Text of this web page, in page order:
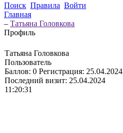
Поиск Правила Войти
Главная
– Татьяна Головкова
Профиль
Татьяна Головкова
Пользователь
Баллов: 0 Регистрация: 25.04.2024
Последний визит: 25.04.2024
11:20:31